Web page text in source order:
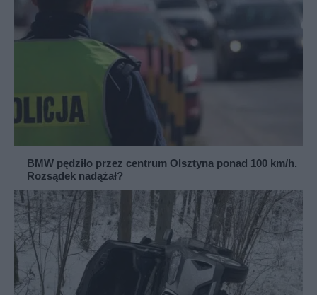
BMW pędziło przez centrum Olsztyna ponad 100 km/h.
Rozsądek nadążał?